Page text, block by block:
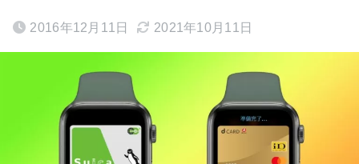
2016年12月11日 2021年10月11日